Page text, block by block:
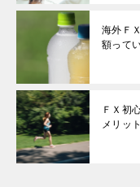
海外Ｆ
額って
ＦＸ初
メリット